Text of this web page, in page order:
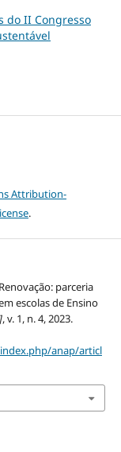
do II Congresso
Attribution-
.
parceria
escolas de Ensino
, v. 1, n. 4, 2023.
anap/articl